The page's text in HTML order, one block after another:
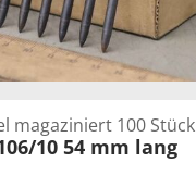
magaziniert 100 Stück
10 54 mm lang